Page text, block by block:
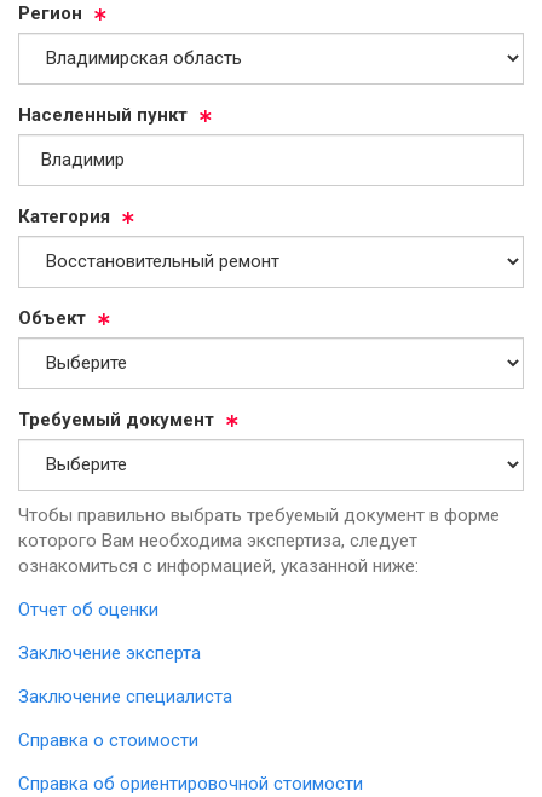
Ре­ги­он
На­се­лен­ный пункт
Ка­те­го­рия
Объ­ект
Тре­бу­емый до­ку­мент
Чтобы правильно выбрать требуемый документ в форме
которого Вам необходима экспертиза, следует
ознакомиться с информацией, указанной ниже:
Отчет об оценки
Заключение эксперта
Заключение специалиста
Справка о стоимости
Справка об ориентировочной стоимости